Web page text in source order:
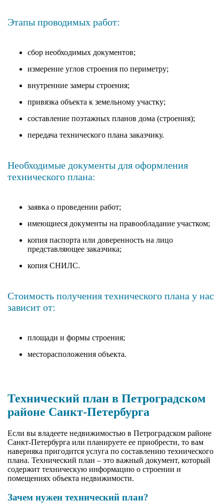
Этапы проводимых работ:
сбор необходимых документов;
измерение углов строения по периметру;
внутренние замеры строения;
привязка объекта к земельному участку;
составление поэтажных планов дома (строения);
передача технического плана заказчику.
Необходимые документы для оформления
технического плана:
заявка о проведении работ;
имеющиеся документы на правообладание участком;
копия паспорта или доверенность на лицо
представляющее заказчика;
копия СНИЛС.
Стоимость получения технического плана у нас
зависит от:
площади и формы строения;
месторасположения объекта.
Технический план в Петроградском
районе Санкт-Петербурга
Если вы владеете недвижимостью в Петроградском районе
Санкт-Петербурга или планируете ее приобрести, то вам
наверняка пригодится услуга по составлению технического
плана. Технический план – это важный документ, который
содержит техническую информацию о строении и
помещениях объекта недвижимости.
Зачем нужен технический план?